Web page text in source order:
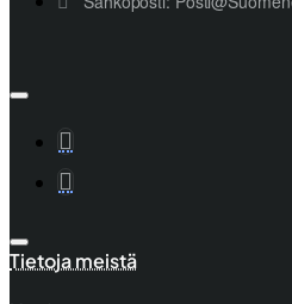
Tietoja meistä